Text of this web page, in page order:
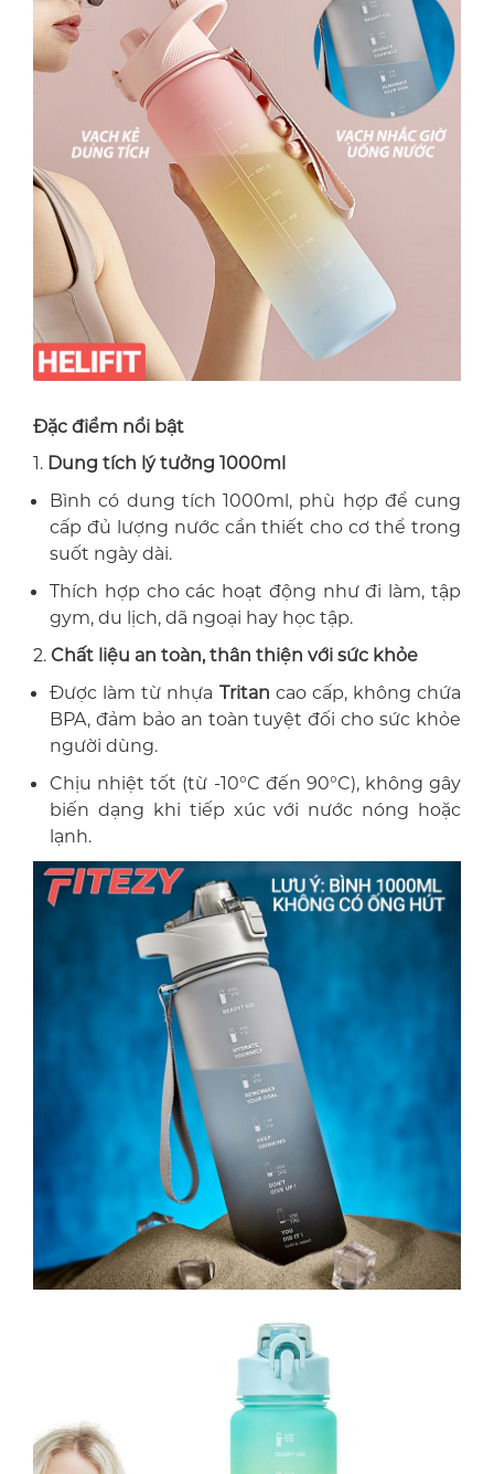
Đặc điểm nổi bật
1. Dung tích lý tưởng 1000ml
Bình có dung tích 1000ml, phù hợp để cung
cấp đủ lượng nước cần thiết cho cơ thể trong
suốt ngày dài.
Thích hợp cho các hoạt động như đi làm, tập
gym, du lịch, dã ngoại hay học tập.
2. Chất liệu an toàn, thân thiện với sức khỏe
Được làm từ nhựa Tritan cao cấp, không chứa
BPA, đảm bảo an toàn tuyệt đối cho sức khỏe
người dùng.
Chịu nhiệt tốt (từ -10°C đến 90°C), không gây
biến dạng khi tiếp xúc với nước nóng hoặc
lạnh.